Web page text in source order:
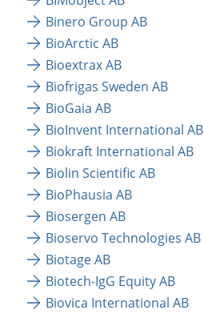
Binero Group AB
BioArctic AB
Bioextrax AB
Biofrigas Sweden AB
BioGaia AB
BioInvent International AB
Biokraft International AB
Biolin Scientific AB
BioPhausia AB
Biosergen AB
Bioservo Technologies AB
Biotage AB
Biotech-IgG Equity AB
Biovica International AB